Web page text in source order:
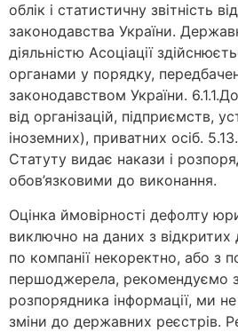
облік і статистичну звітність
законодавства України.
діяльністю Асоціації
органами у порядку,
законодавством України.
від організацій, підприємств,
іноземних), приватних осіб.
Статуту видає накази і
обов’язковими до виконання.
Оцінка ймовірності дефолту
виключно на даних з
по компанії некоректно, або з
першоджерела, рекомендуємо
розпорядника інформації, ми
зміни до державних реєстрів.